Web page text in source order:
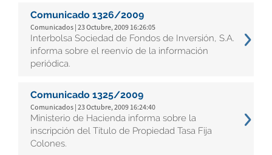
Comunicado 1326/2009
Comunicados | 23 Octubre, 2009 16:26:05
Interbolsa Sociedad de Fondos de Inversión, S.A.
informa sobre el reenvío de la información
periódica.
Comunicado 1325/2009
Comunicados | 23 Octubre, 2009 16:24:40
Ministerio de Hacienda informa sobre la
inscripción del Título de Propiedad Tasa Fija
Colones.